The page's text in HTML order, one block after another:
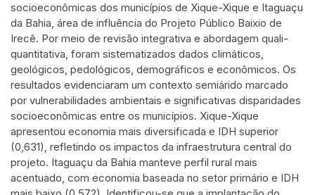
See how this article has been
cited at
scite.ai
Scite shows how a scientific paper
has been cited by providing the
context of the citation, a
classification describing whether it
supports, mentions, or contrasts
the cited claim, and a label
indicating in which section the
citation was made.
socioeconômicas dos municípios de Xique-Xique e Itaguaçu
da Bahia, área de influência do Projeto Público Baixio de
Irecê. Por meio de revisão integrativa e abordagem quali-
quantitativa, foram sistematizados dados climáticos,
geológicos, pedológicos, demográficos e econômicos. Os
resultados evidenciaram um contexto semiárido marcado
por vulnerabilidades ambientais e significativas disparidades
socioeconômicas entre os municípios. Xique-Xique
apresentou economia mais diversificada e IDH superior
(0,631), refletindo os impactos da infraestrutura central do
projeto. Itaguaçu da Bahia manteve perfil rural mais
acentuado, com economia baseada no setor primário e IDH